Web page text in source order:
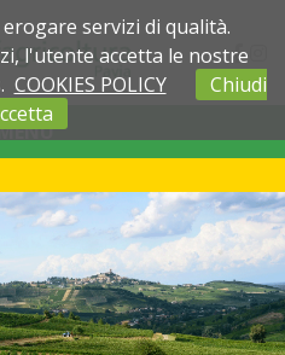
servizi di qualità.
l'utente accetta le nostre
COOKIES POLICY
Chiudi